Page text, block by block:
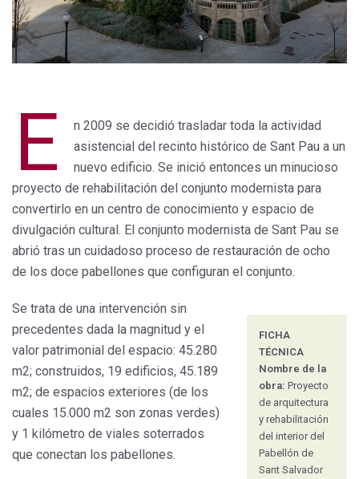
E
n 2009 se decidió trasladar toda la actividad
asistencial del recinto histórico de Sant Pau a un
nuevo edificio. Se inició entonces un minucioso
proyecto de rehabilitación del conjunto modernista para
convertirlo en un centro de conocimiento y espacio de
divulgación cultural. El conjunto modernista de Sant Pau se
abrió tras un cuidadoso proceso de restauración de ocho
de los doce pabellones que configuran el conjunto.
FICHA
TÉCNICA
Nombre de la
obra: Proyecto
de arquitectura
y rehabilitación
del interior del
Pabellón de
Sant Salvador
Se trata de una intervención sin
precedentes dada la magnitud y el
valor patrimonial del espacio: 45.280
m2; construidos, 19 edificios, 45.189
m2; de espacios exteriores (de los
cuales 15.000 m2 son zonas verdes)
y 1 kilómetro de viales soterrados
que conectan los pabellones.